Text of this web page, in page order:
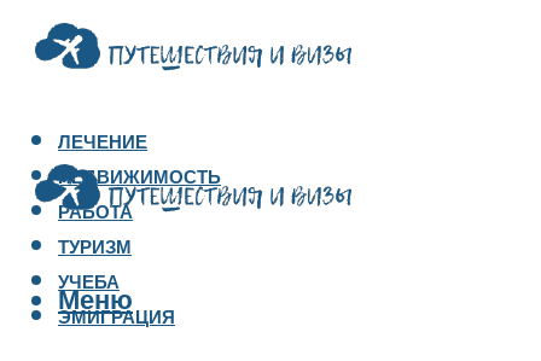
ЛЕЧЕНИЕ
НЕДВИЖИМОСТЬ
РАБОТА
ТУРИЗМ
УЧЕБА
ЭМИГРАЦИЯ
Меню